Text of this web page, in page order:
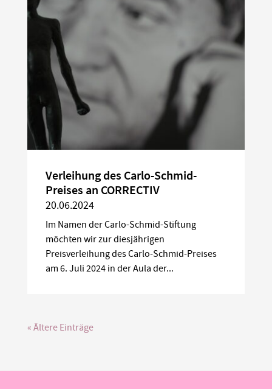
Verleihung des Carlo-Schmid-
Preises an CORRECTIV
20.06.2024
Im Namen der Carlo-Schmid-Stiftung
möchten wir zur diesjährigen
Preisverleihung des Carlo-Schmid-Preises
am 6. Juli 2024 in der Aula der...
« Ältere Einträge